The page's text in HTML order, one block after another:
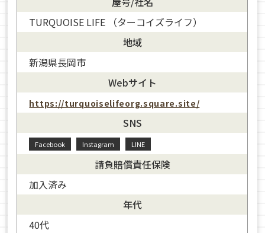
TURQUOISE LIFE （ターコイズライフ）
地域
新潟県長岡市
Webサイト
https://turquoiselifeorg.square.site/
SNS
Facebook Instagram LINE
請負賠償責任保険
加入済み
年代
40代